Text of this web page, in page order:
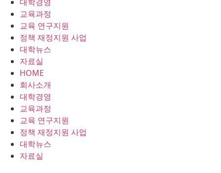
교육과정
교육 연구지원
정책 재정지원 사업
대학뉴스
자료실
HOME
회사소개
대학경영
교육과정
교육 연구지원
정책 재정지원 사업
대학뉴스
자료실